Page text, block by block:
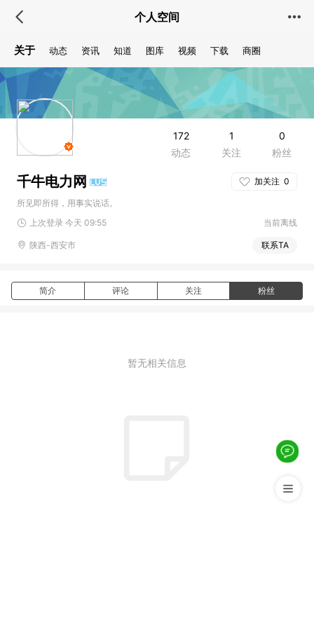
个人空间
0
粉丝
1
关注
172
动态
千牛电力网 加关注 0
所见即所得，用事实说话。
上次登录 今天 09:55
当前离线
陕西-西安市 联系TA
关于 动态 资讯 知道 图库 视频 下载 商圈
简介 评论 关注 粉丝
暂无相关信息